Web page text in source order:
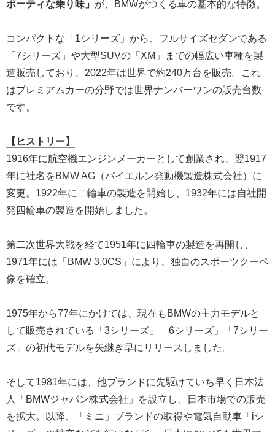
ポーティな乗り味」 が、BMWがつくる車の基本的な特徴。
コンパクトな「1シリーズ」から、フルサイズセダンである
「7シリーズ」や大型SUVの「XM」までの幅広い車種を製
造販売しており、2022年は世界で約240万台を販売。これ
はプレミアムカーの分野では世界ナンバーワンの販売台数
です。
【ヒストリー】
1916年に航空機エンジンメーカーとして創業され、翌1917
年に社名をBMW AG（バイエルン発動機製造株式会社）に
変更。1922年に二輪車の製造を開始し、1932年には自社開
発四輪車の製造を開始しました。
第二次世界大戦を経て1951年に四輪車の製造を再開し、
1971年には「BMW 3.0CS」により、独自のスポーツクーペ
像を確立。
1975年から77年にかけては、現在もBMWの主力モデルと
して販売されている「3シリーズ」「6シリーズ」「7シリー
ズ」の初代モデルを矢継ぎ早にリリースしました。
そして1981年には、他ブランドに先駆けていち早く日本法
人「BMWジャパン株式会社」を設立し、日本市場での販売
を拡大。以降、「ミニ」ブランドの取得や電気自動車「iシ